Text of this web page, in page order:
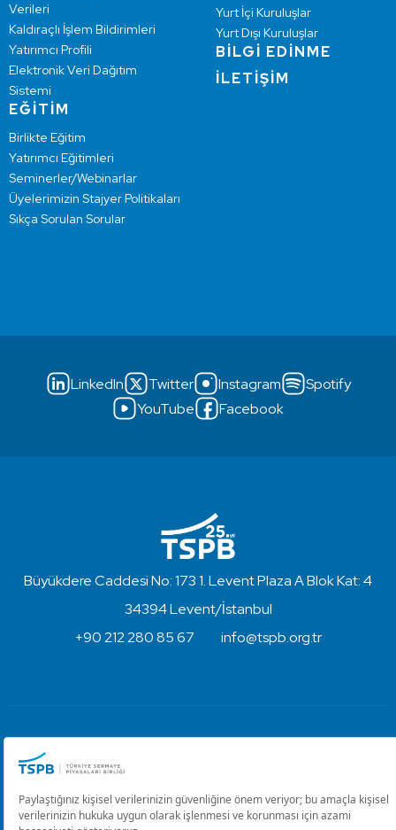
Verileri
Kaldıraçlı İşlem Bildirimleri
Yatırımcı Profili
Elektronik Veri Dağıtım
Sistemi
EĞİTİM
Birlikte Eğitim
Yatırımcı Eğitimleri
Seminerler/Webinarlar
Üyelerimizin Stajyer Politikaları
Sıkça Sorulan Sorular
Yurt İçi Kuruluşlar
Yurt Dışı Kuruluşlar
BİLGİ EDİNME
İLETİŞİM
LinkedIn Twitter Instagram
Spotify
YouTube
Facebook
Büyükdere Caddesi No: 173 1. Levent Plaza A Blok Kat: 4
34394 Levent/İstanbul
+90 212 280 85 67
info@tspb.org.tr
Türkiye Sermaye Piyasaları Birliği ⋅ Copyright © 2023
Çerez Ayarlarını Düzenle